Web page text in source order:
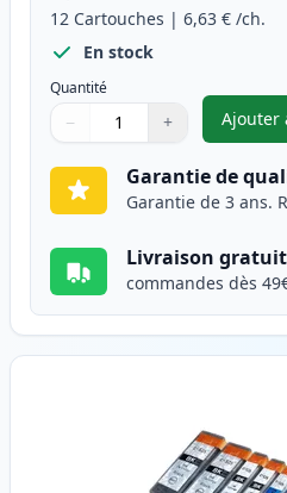
12 Cartouches | 6,63 € /ch.
En stock
Quantité
Quantité
Utilisez les boutons pour
− +
Quantité
Ajouter
Garantie de
Garantie de 3 ans.
Livraison
commandes dès